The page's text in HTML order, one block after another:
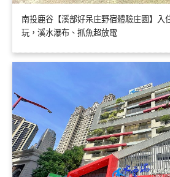
南投鹿谷【溪部好呆庄野宿體驗庄園】入
玩，溪水瀑布、抓魚超放電